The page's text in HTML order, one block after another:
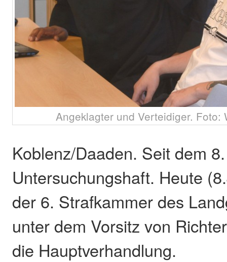
Angeklagter und Verteidiger. Foto:
Koblenz/Daaden. Seit dem
Untersuchungshaft. Heute
der 6. Strafkammer des
unter dem Vorsitz von
die Hauptverhandlung.